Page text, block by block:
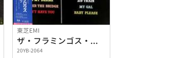
東芝EMI
ザ・フラミンゴス・ミート・ザ・ムーングロウズ～オン・ザ・ダス
20YB-2064